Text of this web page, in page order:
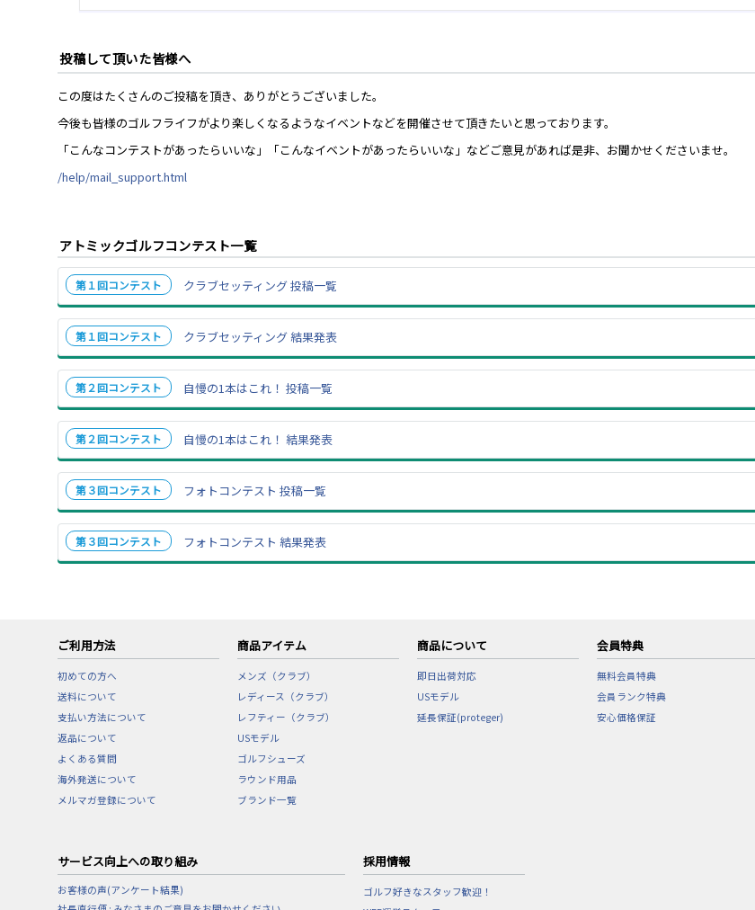
投稿して頂いた皆様へ
この度はたくさんのご投稿を頂き、ありがとうございました。
今後も皆様のゴルフライフがより楽しくなるようなイベントなどを開催させて頂きたいと思っております。
「こんなコンテストがあったらいいな」「こんなイベントがあったらいいな」などご意見があれば是非、お聞かせくださいませ。
/help/mail_support.html
アトミックゴルフコンテスト一覧
第１回コンテスト クラブセッティング 投稿一覧
第１回コンテスト クラブセッティング 結果発表
第２回コンテスト 自慢の1本はこれ！ 投稿一覧
第２回コンテスト 自慢の1本はこれ！ 結果発表
第３回コンテスト フォトコンテスト 投稿一覧
第３回コンテスト フォトコンテスト 結果発表
ご利用方法
初めての方へ
送料について
支払い方法について
返品について
よくある質問
海外発送について
メルマガ登録について
商品アイテム
メンズ（クラブ）
レディース（クラブ）
レフティー（クラブ）
USモデル
ゴルフシューズ
ラウンド用品
ブランド一覧
商品について
即日出荷対応
USモデル
延長保証(proteger)
会員特典
無料会員特典
会員ランク特典
安心価格保証
サービス向上への取り組み
お客様の声(アンケート結果)
採用情報
ゴルフ好きなスタッフ歓迎！